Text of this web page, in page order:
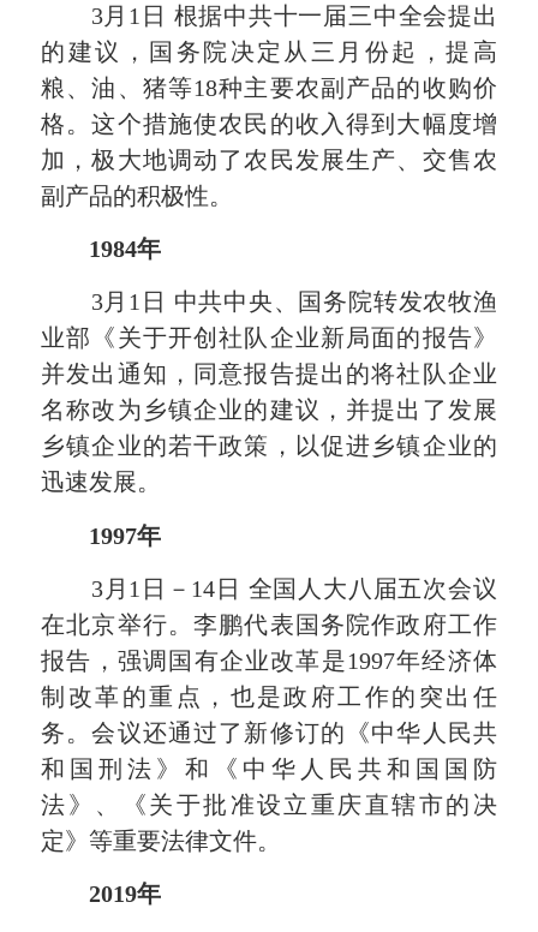
3月1日 根据中共十一届三中全会提出
的建议，国务院决定从三月份起，提高
粮、油、猪等18种主要农副产品的收购价
格。这个措施使农民的收入得到大幅度增
加，极大地调动了农民发展生产、交售农
副产品的积极性。
1984年
3月1日 中共中央、国务院转发农牧渔
业部《关于开创社队企业新局面的报告》
并发出通知，同意报告提出的将社队企业
名称改为乡镇企业的建议，并提出了发展
乡镇企业的若干政策，以促进乡镇企业的
迅速发展。
1997年
3月1日－14日 全国人大八届五次会议
在北京举行。李鹏代表国务院作政府工作
报告，强调国有企业改革是1997年经济体
制改革的重点，也是政府工作的突出任
务。会议还通过了新修订的《中华人民共
和国刑法》和《中华人民共和国国防
法》、《关于批准设立重庆直辖市的决
定》等重要法律文件。
2019年